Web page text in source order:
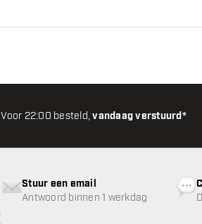
Voor 22:00 besteld,vandaag verstuurd*
Stuur een email
Antwoord binnen 1 werkdag